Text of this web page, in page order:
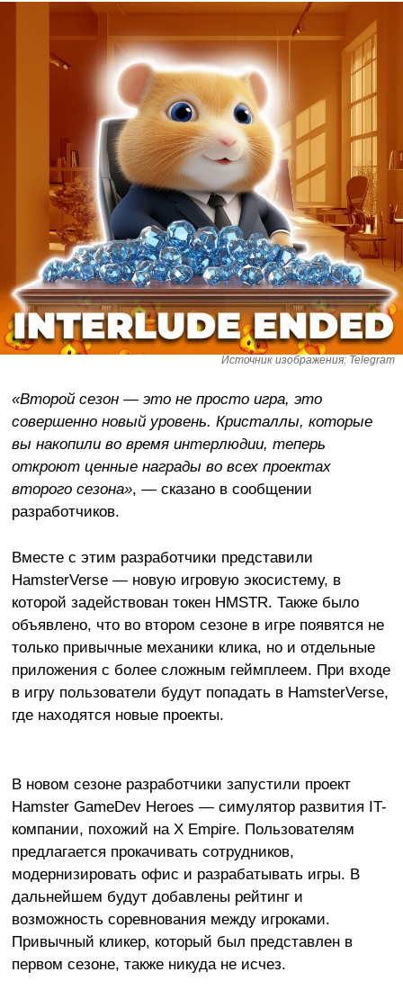
Источник изображения: Telegram
«Второй сезон — это не просто игра, это
совершенно новый уровень. Кристаллы, которые
вы накопили во время интерлюдии, теперь
откроют ценные награды во всех проектах
второго сезона», — сказано в сообщении
разработчиков.
Вместе с этим разработчики представили
HamsterVerse — новую игровую экосистему, в
которой задействован токен HMSTR. Также было
объявлено, что во втором сезоне в игре появятся не
только привычные механики клика, но и отдельные
приложения с более сложным геймплеем. При входе
в игру пользователи будут попадать в HamsterVerse,
где находятся новые проекты.
В новом сезоне разработчики запустили проект
Hamster GameDev Heroes — симулятор развития IT-
компании, похожий на X Empire. Пользователям
предлагается прокачивать сотрудников,
модернизировать офис и разрабатывать игры. В
дальнейшем будут добавлены рейтинг и
возможность соревнования между игроками.
Привычный кликер, который был представлен в
первом сезоне, также никуда не исчез.